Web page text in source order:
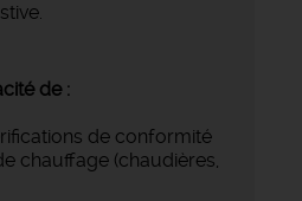
de :
de conformité
chauffage (chaudières,